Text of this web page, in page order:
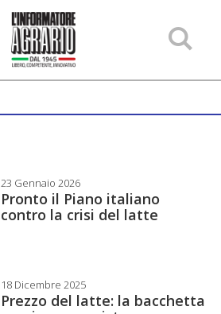
23 Gennaio 2026
Pronto il Piano italiano
contro la crisi del latte
18 Dicembre 2025
Prezzo del latte: la bacchetta